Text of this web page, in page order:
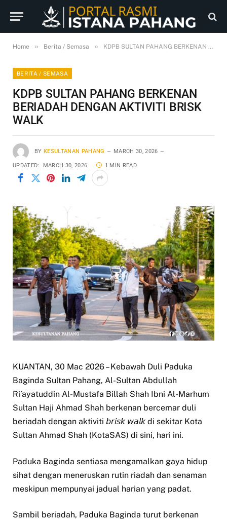
Home » Berita / Semasa » KDPB SULTAN PAHANG BERKENAN BERIADAH DENGAN AKTIVITI BRISK WALK
BERITA / SEMASA
KDPB SULTAN PAHANG BERKENAN
BERIADAH DENGAN AKTIVITI BRISK
WALK
BY KESULTANAN PAHANG MARCH 30, 2026
UPDATED: MARCH 30, 2026 1 MIN READ
KUANTAN, 30 Mac 2026 – Kebawah Duli Paduka
Baginda Sultan Pahang, Al-Sultan Abdullah
Ri’ayatuddin Al-Mustafa Billah Shah Ibni Al-Marhum
Sultan Haji Ahmad Shah berkenan bercemar duli
beriadah dengan aktiviti 𝘣𝘳𝘪𝘴𝘬 𝘸𝘢𝘭𝘬 di sekitar Kota
Sultan Ahmad Shah (KotaSAS) di sini, hari ini.
Paduka Baginda sentiasa mengamalkan gaya hidup
sihat dengan meneruskan rutin riadah dan senaman
meskipun mempunyai jadual harian yang padat.
Sambil beriadah, Paduka Baginda turut berkenan